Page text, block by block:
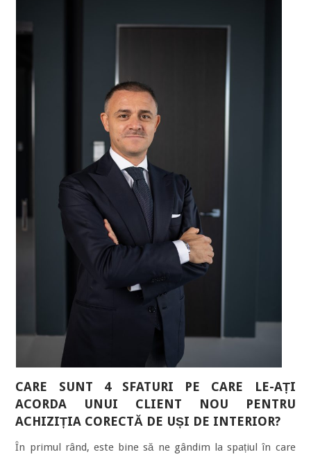
CARE SUNT 4 SFATURI PE CARE LE-AȚI
ACORDA UNUI CLIENT NOU PENTRU
ACHIZIȚIA CORECTĂ DE UȘI DE INTERIOR?
În primul rând, este bine să ne gândim la spațiul în care